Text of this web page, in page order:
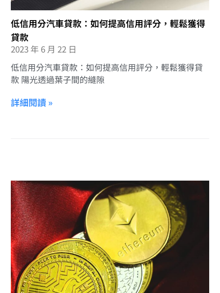
低信用分汽車貸款：如何提高信用評分，輕鬆獲得
貸款
2023 年 6 月 22 日
低信用分汽車貸款：如何提高信用評分，輕鬆獲得貸
款 陽光透過葉子間的縫隙
詳細閱讀 »